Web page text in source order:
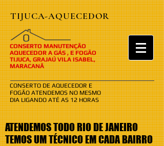
TIJUCA-AQUECEDOR
​​O
CONSERTO MANUTENÇÃO
AQUECEDOR A GÁS , E FOGÃO
TIJUCA, GRAJAÚ VILA ISABEL,
MARACANÃ
CONSERTO DE AQUECEDOR E
FOGÃO ATENDEMOS NO MESMO
DIA LIGANDO ATÉ AS 12 HORAS
ATENDEMOS TODO RIO DE JANEIRO
TEMOS UM TÉCNICO EM CADA BAIRRO